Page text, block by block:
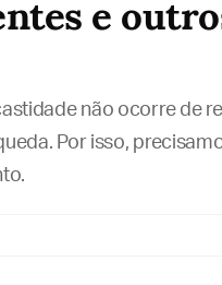
e
não ocorre de
Por isso,